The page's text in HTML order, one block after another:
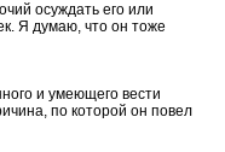
осуждать его или
Я думаю, что он тоже
и умеющего вести
по которой он повел